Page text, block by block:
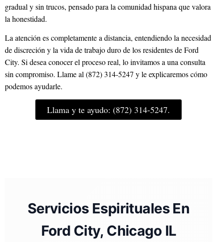
gradual y sin trucos, pensado para la comunidad hispana que valora
la honestidad.
La atención es completamente a distancia, entendiendo la necesidad
de discreción y la vida de trabajo duro de los residentes de Ford
City. Si desea conocer el proceso real, lo invitamos a una consulta
sin compromiso. Llame al (872) 314-5247 y le explicaremos cómo
podemos ayudarle.
Llama y te ayudo: (872) 314-5247.
Servicios Espirituales En
Ford City, Chicago IL